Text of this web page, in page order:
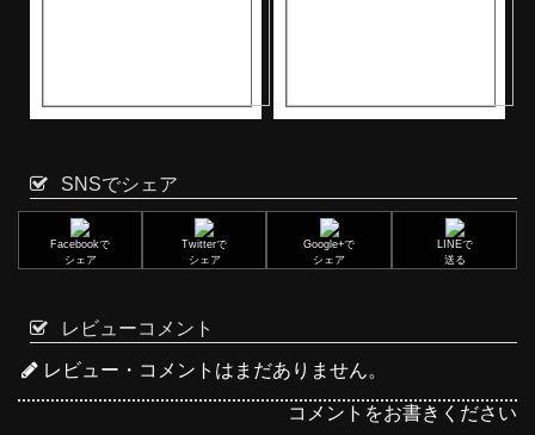
SNSでシェア
Facebookで
シェア
Twitterで
シェア
Google+で
シェア
LINEで
送る
レビューコメント
レビュー・コメントはまだありません。
コメントをお書きください